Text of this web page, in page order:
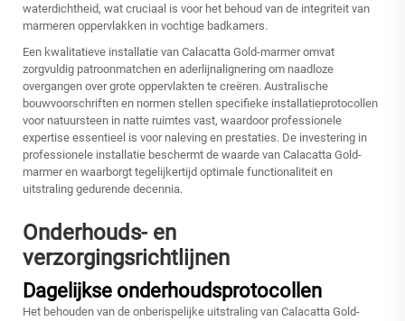
waterdichtheid, wat cruciaal is voor het behoud van de integriteit van
marmeren oppervlakken in vochtige badkamers.
Een kwalitatieve installatie van Calacatta Gold-marmer omvat
zorgvuldig patroonmatchen en aderlijnalignering om naadloze
overgangen over grote oppervlakten te creëren. Australische
bouwvoorschriften en normen stellen specifieke installatieprotocollen
voor natuursteen in natte ruimtes vast, waardoor professionele
expertise essentieel is voor naleving en prestaties. De investering in
professionele installatie beschermt de waarde van Calacatta Gold-
marmer en waarborgt tegelijkertijd optimale functionaliteit en
uitstraling gedurende decennia.
Onderhouds- en
verzorgingsrichtlijnen
Dagelijkse onderhoudsprotocollen
Het behouden van de onberispelijke uitstraling van Calacatta Gold-